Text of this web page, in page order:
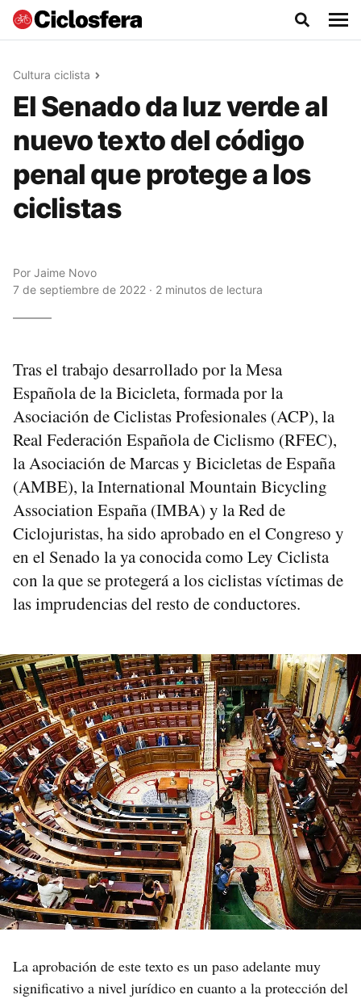
Cultura ciclista
El Senado da luz verde al
nuevo texto del código
penal que protege a los
ciclistas
Por Jaime Novo
7 de septiembre de 2022 · 2 minutos de lectura
Tras el trabajo desarrollado por la Mesa
Española de la Bicicleta, formada por la
Asociación de Ciclistas Profesionales (ACP), la
Real Federación Española de Ciclismo (RFEC),
la Asociación de Marcas y Bicicletas de España
(AMBE), la International Mountain Bicycling
Association España (IMBA) y la Red de
Ciclojuristas, ha sido aprobado en el Congreso y
en el Senado la ya conocida como Ley Ciclista
con la que se protegerá a los ciclistas víctimas de
las imprudencias del resto de conductores.
La aprobación de este texto es un paso adelante muy
significativo a nivel jurídico en cuanto a la protección del